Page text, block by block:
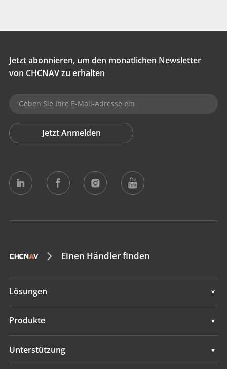
Jetzt abonnieren, um den monatlichen Newsletter
von CHCNAV zu erhalten
Jetzt Anmelden
Einen Händler finden
Lösungen
Lösungen
Produkte
Maschinensteuerungssysteme
Unterstützung